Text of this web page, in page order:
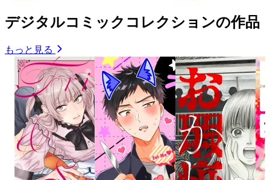
デジタルコミックコレクションの作品
もっと見る